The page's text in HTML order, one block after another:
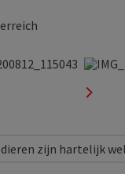
zijn hartelijk